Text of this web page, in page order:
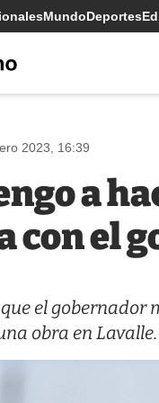
MundoDeportes
2023, 16:39
a
con el
el gobernador
obra en Lavalle.